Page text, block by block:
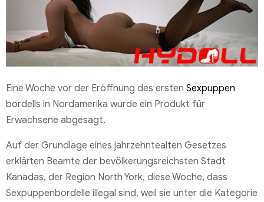
Eine Woche vor der Eröffnung des ersten Sexpuppen
bordells in Nordamerika wurde ein Produkt für
Erwachsene abgesagt.
Auf der Grundlage eines jahrzehntealten Gesetzes
erklärten Beamte der bevölkerungsreichsten Stadt
Kanadas, der Region North York, diese Woche, dass
Sexpuppenbordelle illegal sind, weil sie unter die Kategorie